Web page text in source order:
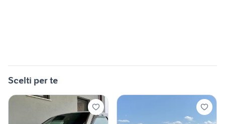
Scelti per te